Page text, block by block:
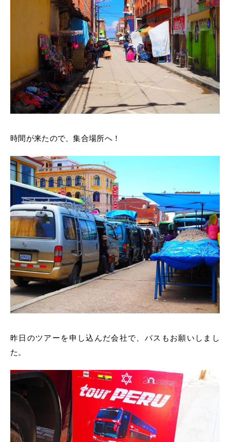
時間が来たので、集合場所へ！
昨日のツアーを申し込んだ会社で、バスもお願いしまし
た。